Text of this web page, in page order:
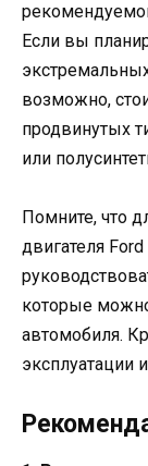
Если вы
возможно,
продвинутых
или
Помните, что
двигателя
которые
автомобиля.
эксплуатации